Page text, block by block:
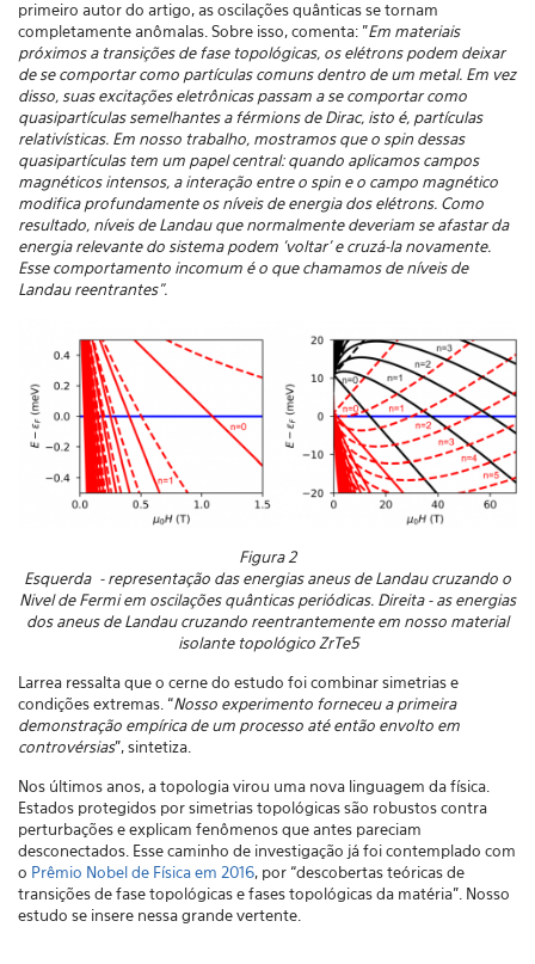
primeiro autor do artigo, as oscilações quânticas se tornam
completamente anômalas. Sobre isso, comenta: "Em materiais
próximos a transições de fase topológicas, os elétrons podem deixar
de se comportar como partículas comuns dentro de um metal. Em vez
disso, suas excitações eletrônicas passam a se comportar como
quasipartículas semelhantes a férmions de Dirac, isto é, partículas
relativísticas. Em nosso trabalho, mostramos que o spin dessas
quasipartículas tem um papel central: quando aplicamos campos
magnéticos intensos, a interação entre o spin e o campo magnético
modifica profundamente os níveis de energia dos elétrons. Como
resultado, níveis de Landau que normalmente deveriam se afastar da
energia relevante do sistema podem 'voltar' e cruzá-la novamente.
Esse comportamento incomum é o que chamamos de níveis de
Landau reentrantes".
Figura 2
Esquerda - representação das energias aneus de Landau cruzando o
Nivel de Fermi em oscilações quânticas periódicas. Direita - as energias
dos aneus de Landau cruzando reentrantemente em nosso material
isolante topológico ZrTe5
Larrea ressalta que o cerne do estudo foi combinar simetrias e
condições extremas. “Nosso experimento forneceu a primeira
demonstração empírica de um processo até então envolto em
controvérsias”, sintetiza.
Nos últimos anos, a topologia virou uma nova linguagem da física.
Estados protegidos por simetrias topológicas são robustos contra
perturbações e explicam fenômenos que antes pareciam
desconectados. Esse caminho de investigação já foi contemplado com
o Prêmio Nobel de Física em 2016, por “descobertas teóricas de
transições de fase topológicas e fases topológicas da matéria”. Nosso
estudo se insere nessa grande vertente.